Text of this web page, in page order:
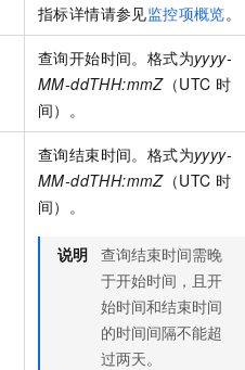
指标详情请参见监控项概览。
查询开始时间。格式为yyyy-
MM-ddTHH:mmZ（UTC 时
间）。
查询结束时间。格式为yyyy-
MM-ddTHH:mmZ（UTC 时
间）。
说明 查询结束时间需晚
于开始时间，且开
始时间和结束时间
的时间间隔不能超
过两天。